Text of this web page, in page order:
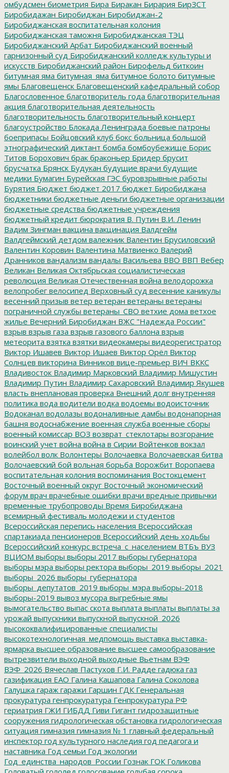
омбудсмен биометрия Бира Биракан Бирария БирЗСТ
Биробидажан Биробиджан Биробиджан-2
Биробиджанская воспитательная колония
Биробиджанская таможня Биробиджанская ТЭЦ
Биробиджанский Арбат Биробиджанский военный
гарнизонный суд Биробиджанский колледж культуры и
искусств Биробиджанский район Бирофельд биткоин
битумная яма битумная_яма битумное болото битумные
ямы Благовещенск Благовещенский кафедральный собор
Благословенное благотворитель года благотворительная
акция благотворительная деятельность
благотворительность благотворительный концерт
благоустройство Блокада Ленинграда боевые патроны
боеприпасы Бойцовский клуб бокс больница большой
этнографический диктант бомба бомбоубежище Борис
Титов Борохович брак браконьер Бридер брусит
брусчатка Брянск Будукан будущие врачи будущие
медики Бумагин Бурейская ГЭС буровзрывные работы
Бурятия Бюджет бюджет 2017 бюджет Биробиджана
бюджетники бюджетные деньги бюджетные организации
бюджетные средства бюджетные учреждения
бюджетный кредит бюрократия В. Путин В.И. Ленин
Вадим Зингман вакцина вакцинация Валдгейм
Валдгеймский детдом валежник Валентин Брусиловский
Валентин Коровин Валентина Матвиенко Валерий
Дранников вандализм вандалы Васильева ВВО ВВП Вебер
Великан Великая Октябрьская социалистическая
революция Великая Отечественная война велодорожка
велопробег велосипед Верховный суд весенние каникулы
весенний призыв ветер ветеран ветераны ветераны
пограничной службы ветераны_СВО ветхие дома ветхое
жилье Вечерний Биробиджан ВЖС "Надежда России"
взрыв взрыв газа взрыв газового баллона взрыв
метеорита взятка взятки видеокамеры видеорегистратор
Виктор Ишавев Виктор Ишаев Виктор Орёл Виктор
Солнцев викторина Винников вице-премьер ВИЧ ВККС
Владивосток Владимир Марковский Владимир Мишустин
Владимир Путин Владимир Сахаровский Владимир Якушев
власть внеплановая проверка Внешний долг внутренняя
политика вода водители водка водоемы водоисточник
Водоканал водолазы водоналивные дамбы водонапорная
башня водоснабжение военная служба военные сборы
военный комиссар ВОЗ возврат_стеклотары возгорание
воинский учет война война в Сирии Войтенков вокзал
волейбол волк Волонтеры Волочаевка Волочаевская битва
Волочаевский бой вольная борьба Ворожбит Воропаева
воспитательная колония воспоминания Востокцемент
Восточный военный округ Восточный экономический
форум врач врачебные ошибки врачи вредные привычки
временные трубопроводы Время Биробиджана
всемирный фестиваль молодежи и студентов
Всероссийская перепись населения Всероссийская
спартакиада пенсионеров Всероссийский день ходьбы
Всероссийский конкурс встреча_с_населением ВТБъ ВУЗ
ВЦИОМ выборы выборы 2017 выборы губернатора
выборы мэра выборы ректора выборы_2019 выборы_2021
выборы_2026 выборы_губернатора
выборы_депутатов_2019 выборы_мэра выборы-2018
выборы-2019 вывоз мусора выгребные ямы
вымогательство выпас скота выплата выплаты выплаты за
урожай выпускники выпускной выпускной_2026
высококвалифицированные специалисты
высокотехнологичная_медпомощь выставка выставка-
ярмарка высшее образование высшее самообразование
вытрезвители выходной выходные Вьетнам ВЭФ
ВЭФ_2026 Вячеслав Пастухов Г.И. Радде гадюка газ
газификация ЕАО Галина Кашапова Галина Соколова
Галушка гараж гаражи Гаршин ГДК Генеральная
прокуратура генпрокуратура Генпрокуратура РФ
гериатрия ГЖИ ГИБДД Гиви Гигант гидрозащитные
сооружения гидрологическая обстановка гидрологическая
ситуация гимназия гимназия № 1 главный федеральный
инспектор год культурного наследия год педагога и
наставника Год семьи Год экологии
Год_единства_народов_России Гознак ГОК Голикова